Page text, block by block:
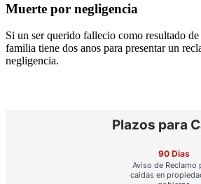
Muerte por negligencia
Si un ser querido fallecio como resultado
familia tiene dos anos para presentar un
negligencia.